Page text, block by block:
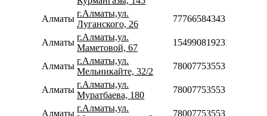
Алматы
г.Алматы,ул.
Луганского, 26
77766584343
Алматы
г.Алматы,ул.
Маметовой, 67
154990819231
Алматы
г.Алматы,ул.
Мельникайте, 32/2
78007753553
Алматы
г.Алматы,ул.
Муратбаева, 180
78007753553
Алматы
г.Алматы,ул.
78007753553